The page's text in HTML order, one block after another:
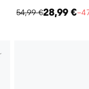
54,99 €28,99 €